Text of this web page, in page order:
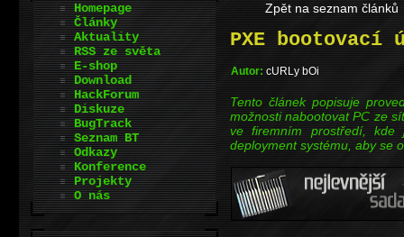
Zpět na seznam článků
PXE bootovací
Autor: cURLy bOi
Tento článek popisuje
možnosti nabootovat PC ze
ve firemním prostředí, kde
deployment systému, aby se
Homepage
Články
Aktuality
RSS ze světa
E-shop
Download
HackForum
Diskuze
BugTrack
Seznam BT
Odkazy
Konference
Projekty
O nás